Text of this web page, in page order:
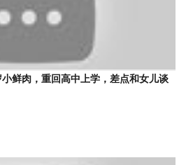
小鲜肉，重回高中上学，差点和女儿谈